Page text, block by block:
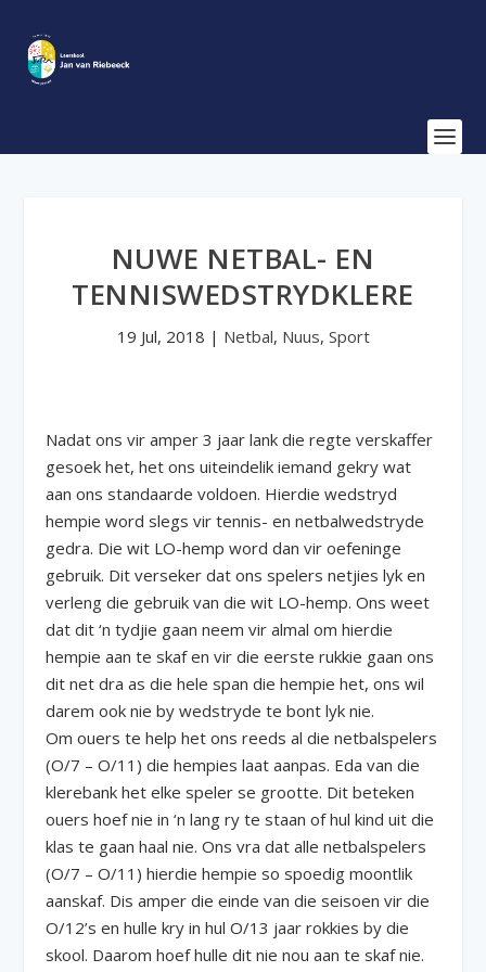
NUWE NETBAL- EN
TENNISWEDSTRYDKLERE
19 Jul, 2018 | Netbal, Nuus, Sport
Nadat ons vir amper 3 jaar lank die regte verskaffer
gesoek het, het ons uiteindelik iemand gekry wat
aan ons standaarde voldoen. Hierdie wedstryd
hempie word slegs vir tennis- en netbalwedstryde
gedra. Die wit LO-hemp word dan vir oefeninge
gebruik. Dit verseker dat ons spelers netjies lyk en
verleng die gebruik van die wit LO-hemp. Ons weet
dat dit ‘n tydjie gaan neem vir almal om hierdie
hempie aan te skaf en vir die eerste rukkie gaan ons
dit net dra as die hele span die hempie het, ons wil
darem ook nie by wedstryde te bont lyk nie.
Om ouers te help het ons reeds al die netbalspelers
(O/7 – O/11) die hempies laat aanpas. Eda van die
klerebank het elke speler se grootte. Dit beteken
ouers hoef nie in ‘n lang ry te staan of hul kind uit die
klas te gaan haal nie. Ons vra dat alle netbalspelers
(O/7 – O/11) hierdie hempie so spoedig moontlik
aanskaf. Dis amper die einde van die seisoen vir die
O/12’s en hulle kry in hul O/13 jaar rokkies by die
skool. Daarom hoef hulle dit nie nou aan te skaf nie.